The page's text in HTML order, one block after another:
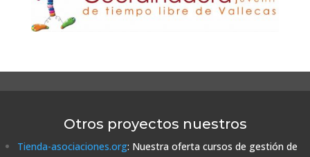
Otros proyectos nuestros
Tienda-asociaciones.org: Nuestra oferta cursos de gestión de